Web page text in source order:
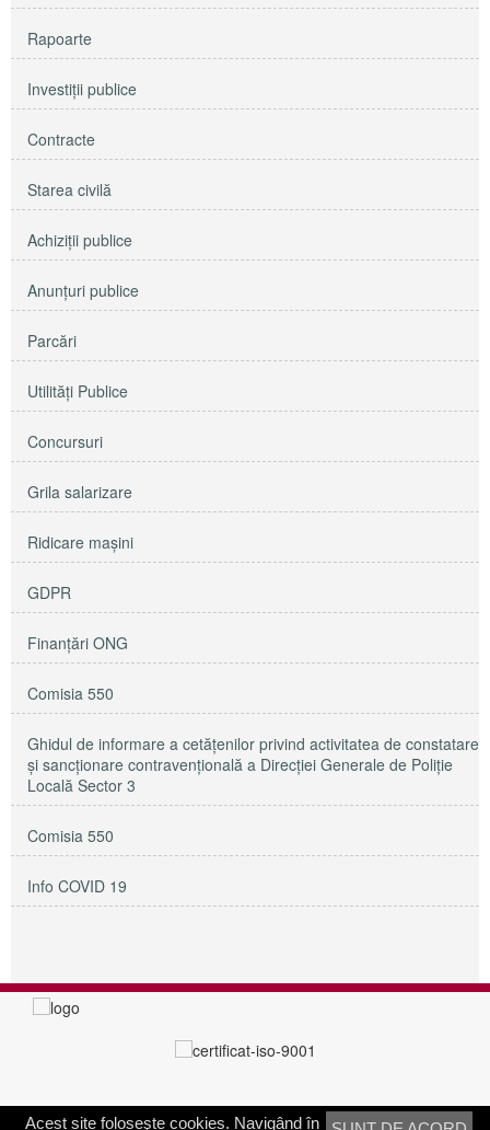
Rapoarte
Investiţii publice
Contracte
Starea civilă
Achiziţii publice
Anunţuri publice
Parcări
Utilităţi Publice
Concursuri
Grila salarizare
Ridicare maşini
GDPR
Finanțări ONG
Comisia 550
Ghidul de informare a cetățenilor privind activitatea de constatare
și sancționare contravențională a Direcției Generale de Poliție
Locală Sector 3
Comisia 550
Info COVID 19
Acest site foloseşte cookies. Navigând în